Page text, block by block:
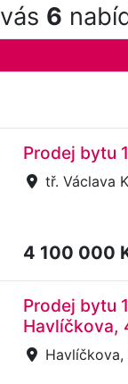
6
Prodej bytu
tř. Václava
4 100 000
Prodej bytu
Havlíčkova,
Havlíčkova,